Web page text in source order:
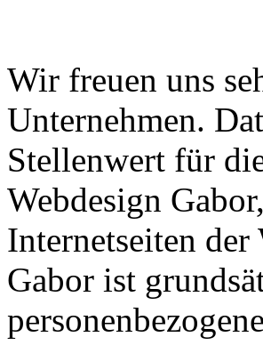
Wir freuen uns
Unternehmen.
Stellenwert für
Webdesign
Internetseiten der
Gabor ist